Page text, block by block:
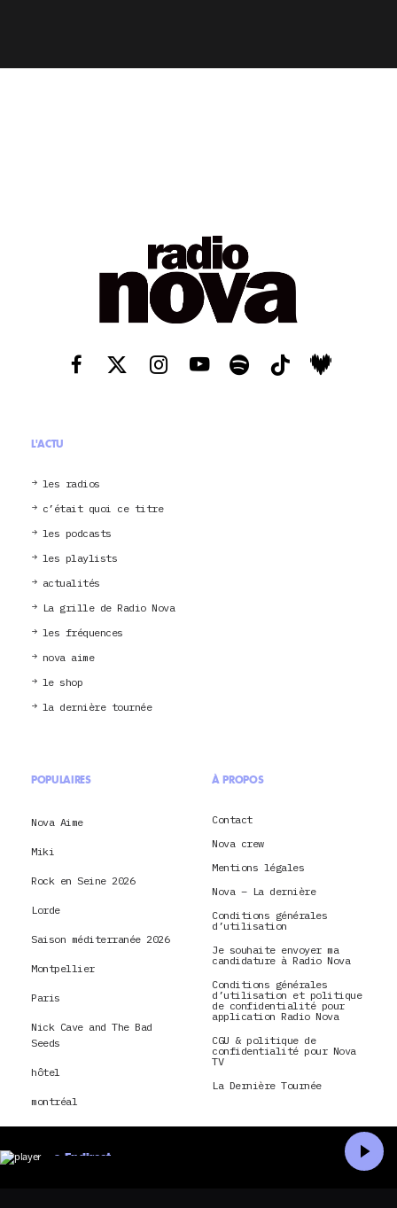
L'ACTU
les radios
c’était quoi ce titre
les podcasts
les playlists
actualités
La grille de Radio Nova
les fréquences
nova aime
le shop
la dernière tournée
POPULAIRES
Nova Aime
Miki
Rock en Seine 2026
Lorde
Saison méditerranée 2026
Montpellier
Paris
Nick Cave and The Bad
Seeds
hôtel
montréal
À PROPOS
Contact
Nova crew
Mentions légales
Nova – La dernière
Conditions générales
d’utilisation
Je souhaite envoyer ma
candidature à Radio Nova
Conditions générales
d’utilisation et politique
de confidentialité pour
application Radio Nova
CGU & politique de
confidentialité pour Nova
TV
La Dernière Tournée
En direct